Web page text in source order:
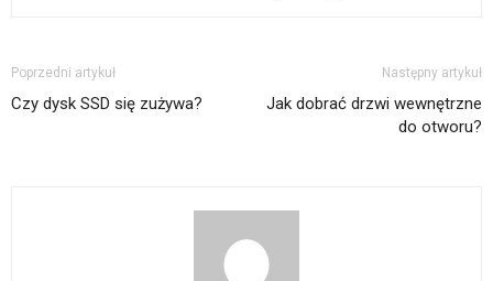
Poprzedni artykuł
Czy dysk SSD się zużywa?
Następny artykuł
Jak dobrać drzwi wewnętrzne
do otworu?